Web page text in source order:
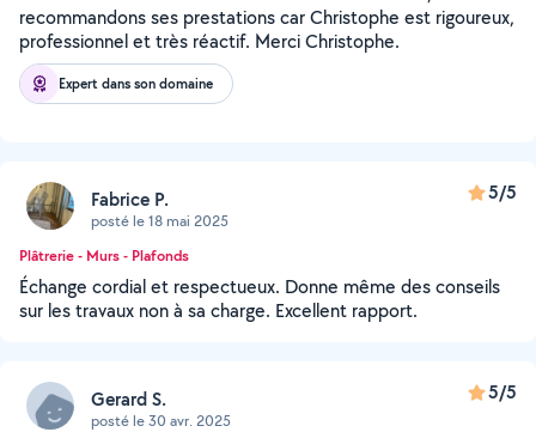
recommandons ses prestations car Christophe est rigoureux,
professionnel et très réactif. Merci Christophe.
Expert dans son domaine
Fabrice P.
posté le 18 mai 2025
5/5
Plâtrerie - Murs - Plafonds
Échange cordial et respectueux. Donne même des conseils
sur les travaux non à sa charge. Excellent rapport.
Gerard S.
posté le 30 avr. 2025
5/5